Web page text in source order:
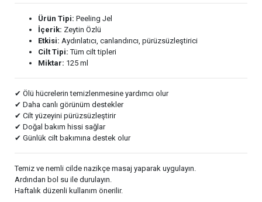
Ürün Tipi: Peeling Jel
İçerik: Zeytin Özlü
Etkisi: Aydınlatıcı, canlandırıcı, pürüzsüzleştirici
Cilt Tipi: Tüm cilt tipleri
Miktar: 125 ml
✔ Ölü hücrelerin temizlenmesine yardımcı olur
✔ Daha canlı görünüm destekler
✔ Cilt yüzeyini pürüzsüzleştirir
✔ Doğal bakım hissi sağlar
✔ Günlük cilt bakımına destek olur
Temiz ve nemli cilde nazikçe masaj yaparak uygulayın.
Ardından bol su ile durulayın.
Haftalık düzenli kullanım önerilir.